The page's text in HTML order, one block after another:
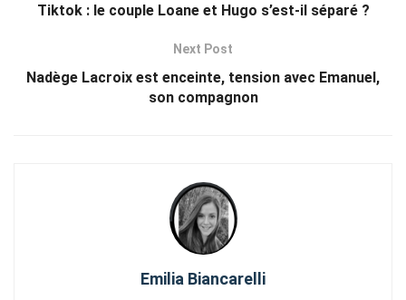
Tiktok : le couple Loane et Hugo s’est-il séparé ?
Next Post
Nadège Lacroix est enceinte, tension avec Emanuel,
son compagnon
Emilia Biancarelli